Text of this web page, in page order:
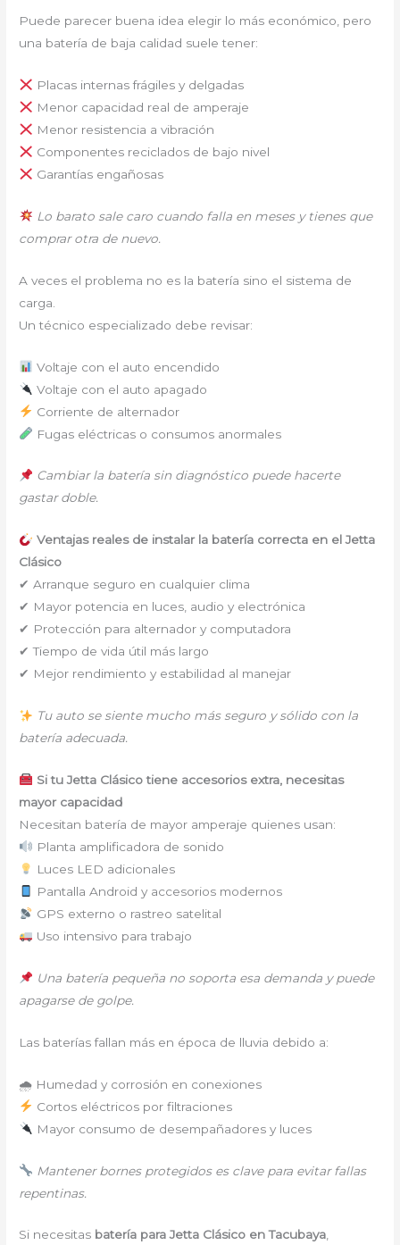
Puede parecer buena idea elegir lo más económico, pero
una batería de baja calidad suele tener:
Placas internas frágiles y delgadas
Menor capacidad real de amperaje
Menor resistencia a vibración
Componentes reciclados de bajo nivel
Garantías engañosas
Lo barato sale caro cuando falla en meses y tienes que
comprar otra de nuevo.
A veces el problema no es la batería sino el sistema de
carga.
Un técnico especializado debe revisar:
Voltaje con el auto encendido
Voltaje con el auto apagado
Corriente de alternador
Fugas eléctricas o consumos anormales
Cambiar la batería sin diagnóstico puede hacerte
gastar doble.
Ventajas reales de instalar la batería correcta en el Jetta
Clásico
✔ Arranque seguro en cualquier clima
✔ Mayor potencia en luces, audio y electrónica
✔ Protección para alternador y computadora
✔ Tiempo de vida útil más largo
✔ Mejor rendimiento y estabilidad al manejar
Tu auto se siente mucho más seguro y sólido con la
batería adecuada.
Si tu Jetta Clásico tiene accesorios extra, necesitas
mayor capacidad
Necesitan batería de mayor amperaje quienes usan:
Planta amplificadora de sonido
Luces LED adicionales
Pantalla Android y accesorios modernos
GPS externo o rastreo satelital
Uso intensivo para trabajo
Una batería pequeña no soporta esa demanda y puede
apagarse de golpe.
Las baterías fallan más en época de lluvia debido a:
🌧 Humedad y corrosión en conexiones
Cortos eléctricos por filtraciones
Mayor consumo de desempañadores y luces
Mantener bornes protegidos es clave para evitar fallas
repentinas.
Si necesitas batería para Jetta Clásico en Tacubaya,